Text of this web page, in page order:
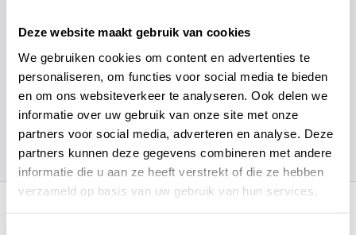
Deze website maakt gebruik van cookies
We gebruiken cookies om content en advertenties te
personaliseren, om functies voor social media te bieden
en om ons websiteverkeer te analyseren. Ook delen we
informatie over uw gebruik van onze site met onze
partners voor social media, adverteren en analyse. Deze
partners kunnen deze gegevens combineren met andere
informatie die u aan ze heeft verstrekt of die ze hebben
verzameld op basis van uw gebruik van hun services.
+31 78 780 2330
info@artsloten.nl
157 klanten geven een 4.7/ 5 op
Recent bekeken